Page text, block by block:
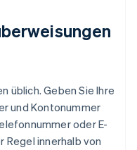
üblich. Geben Sie Ihre
und Kontonummer
oder E-
Regel innerhalb von